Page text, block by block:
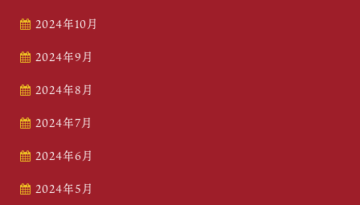
2024年10月
2024年9月
2024年8月
2024年7月
2024年6月
2024年5月